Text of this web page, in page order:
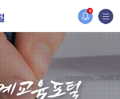
N
었습니다.
이지가 새롭게 개설되었습니다.